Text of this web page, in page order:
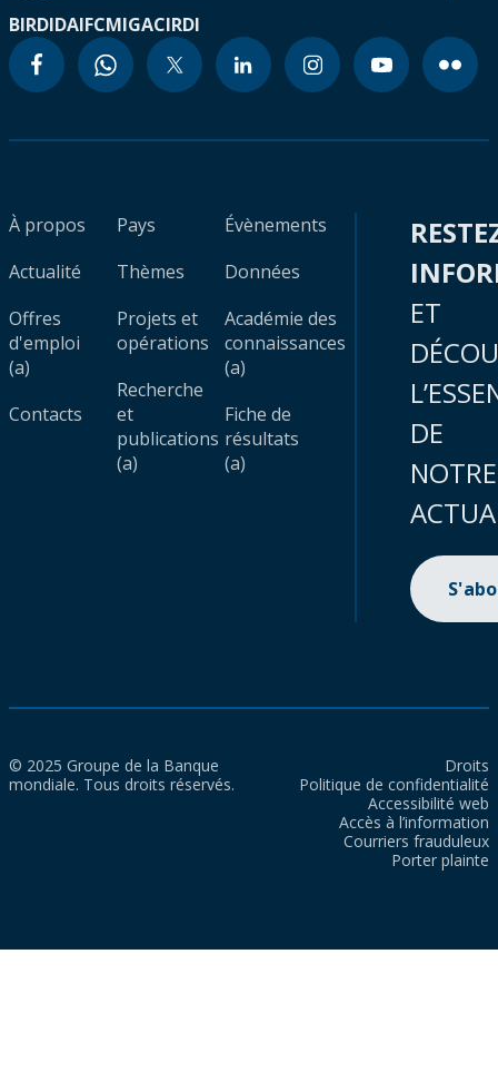
BIRDIDAIFCMIGACIRDI
À propos
Actualité
Offres
d'emploi
(a)
Contacts
Pays
Thèmes
Projets et
opérations
Recherche
et
publications
(a)
Évènements
Données
Académie des
connaissances
(a)
Fiche de
résultats
(a)
ET
DE
NOTRE
© 2025 Groupe de la Banque
mondiale. Tous droits réservés.
Droits
Politique de confidentialité
Accessibilité web
Accès à l’information
Courriers frauduleux
Porter plainte